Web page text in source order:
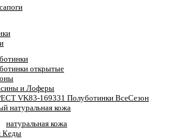
открытые
и Лоферы
VK83-169331 Полуботинки ВсеСезон
натуральная кожа
натуральная кожа
Кеды